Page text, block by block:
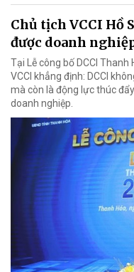
Chủ tịch VCCI Hồ
được doanh
Tại Lễ công bố DCCI Thanh
VCCI khẳng định: DCCI
mà còn là động lực thúc
doanh nghiệp.